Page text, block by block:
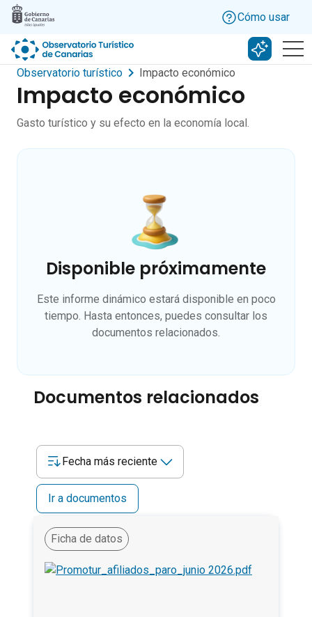
Skip to main content
Cómo usar
Buscar
Observatorio turístico
Impacto económico
Impacto económico
Gasto turístico y su efecto en la economía local.
Disponible próximamente
Este informe dinámico estará disponible en poco
tiempo. Hasta entonces, puedes consultar los
documentos relacionados.
Documentos relacionados
Ir a documentos
Fecha más reciente
Ficha de datos